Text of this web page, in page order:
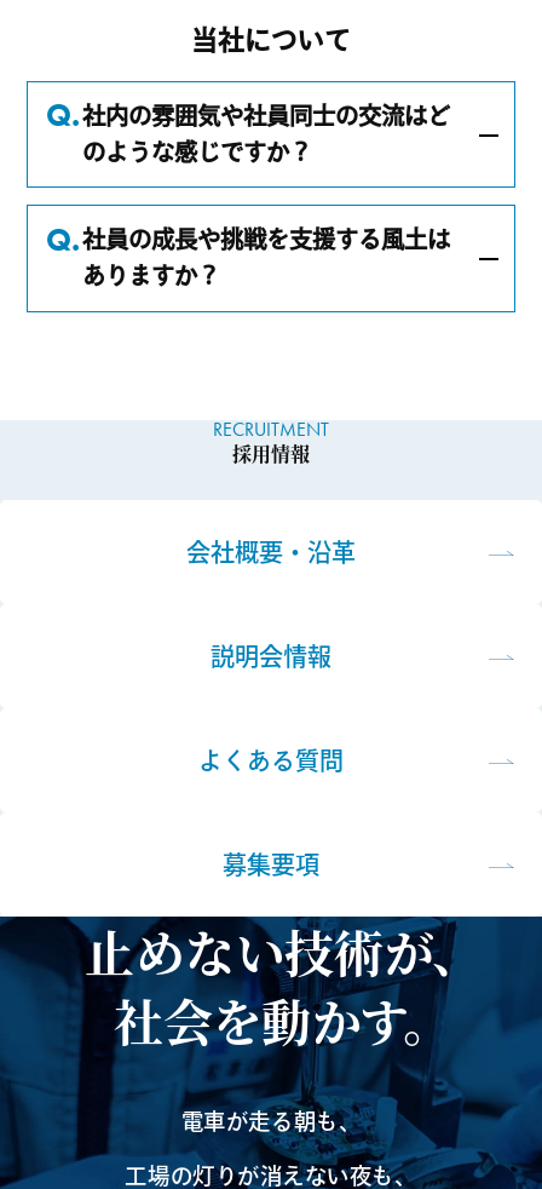
当社について
社内の雰囲気や社員同士の交流はど
のような感じですか？
社員の成長や挑戦を支援する風土は
ありますか？
RECRUITMENT
採用情報
会社概要・沿革
説明会情報
よくある質問
募集要項
止めない技術が、
社会を動かす。
電車が走る朝も、
工場の灯りが消えない夜も、